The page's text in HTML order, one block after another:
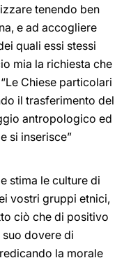
tenendo ben
e ad accogliere
quali essi stessi
mia la richiesta che
Chiese particolari
il trasferimento del
antropologico ed
si inserisce”
stima le culture di
vostri gruppi etnici,
ciò che di positivo
suo dovere di
la morale